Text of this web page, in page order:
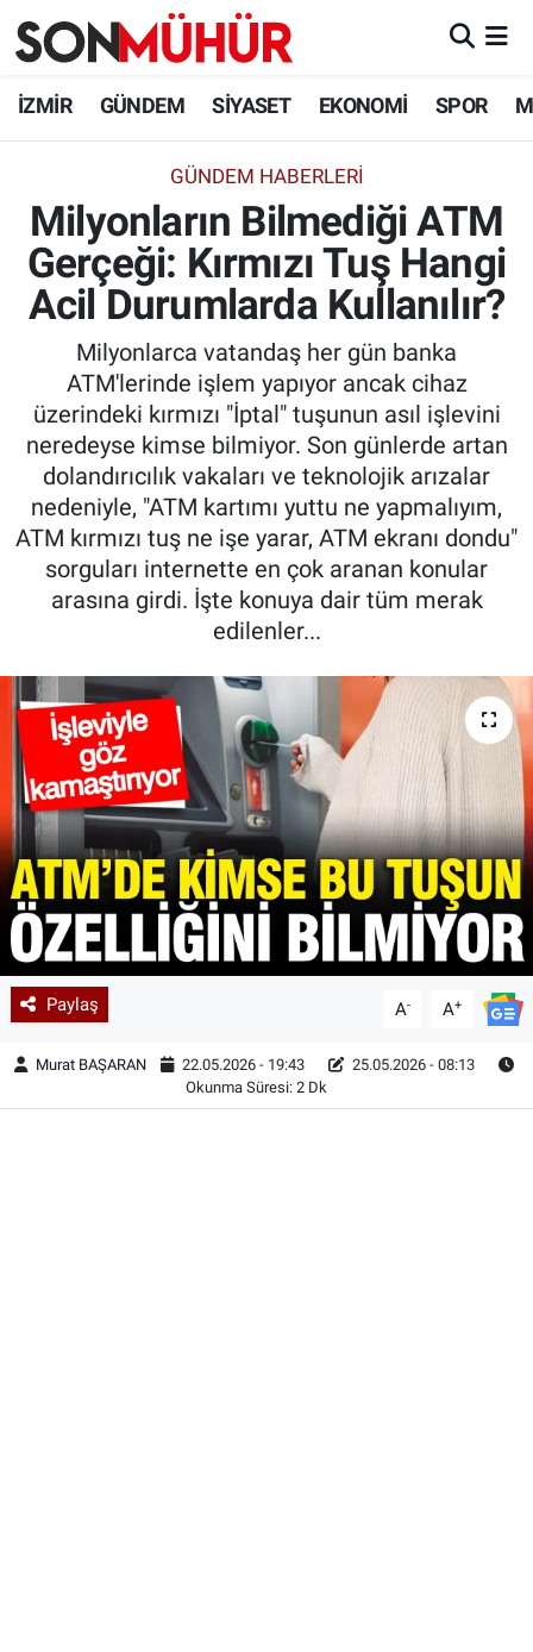
İZMİR GÜNDEM SİYASET EKONOMİ SPOR
GÜNDEM HABERLERI
Milyonların Bilmediği ATM
Gerçeği: Kırmızı Tuş Hangi
Acil Durumlarda Kullanılır?
Milyonlarca vatandaş her gün banka
ATM'lerinde işlem yapıyor ancak cihaz
üzerindeki kırmızı "İptal" tuşunun asıl işlevini
neredeyse kimse bilmiyor. Son günlerde artan
dolandırıcılık vakaları ve teknolojik arızalar
nedeniyle, "ATM kartımı yuttu ne yapmalıyım,
ATM kırmızı tuş ne işe yarar, ATM ekranı dondu"
sorguları internette en çok aranan konular
arasına girdi. İşte konuya dair tüm merak
edilenler...
Paylaş A- A+
Murat BAŞARAN 22.05.2026 - 19:43
25.05.2026 - 08:13
Okunma Süresi: 2 Dk
İzmir Nöbetçi Eczaneler
İzmir Namaz Vakitleri
İzmir Trafik Yoğunluk Haritası
Tüm Manşetler
Son Dakika Haberleri
Haber Arşivi